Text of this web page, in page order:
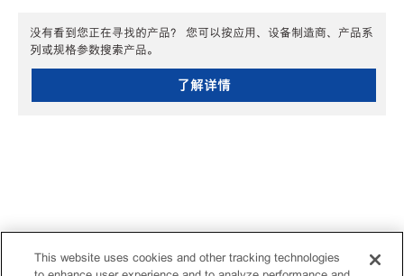
没有看到您正在寻找的产品？ 您可以按应用、设备制造商、产品系
列或规格参数搜索产品。
了解详情
This website uses cookies and other tracking technologies